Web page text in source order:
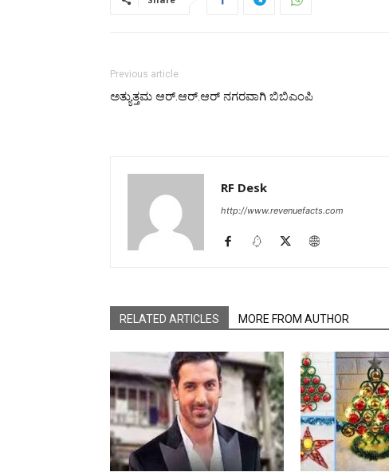
Previous article
ಅತ್ಯುತ್ತಮ ಆರ್.ಆರ್.ಆರ್ ನಗರವಾಗಿ ಬಿಬಿಎಂಪಿ
RF Desk
http://www.revenuefacts.com
RELATED ARTICLES MORE FROM AUTHOR